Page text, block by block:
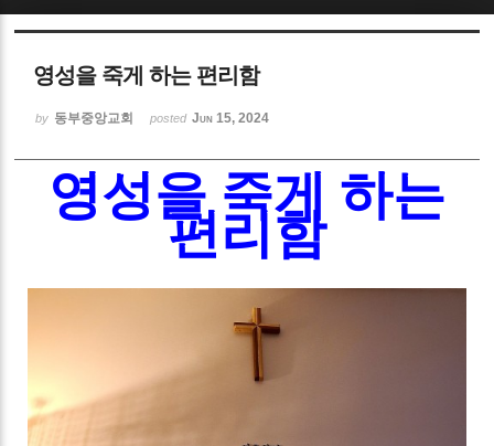
영성을 죽게 하는 편리함
by 동부중앙교회 posted Jun 15, 2024
영성을 죽게 하는
편리함
Sketchbook5, 스케치북5
Sketchbook5, 스케치북5